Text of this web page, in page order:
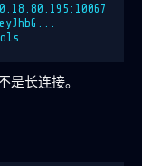
是长连接。